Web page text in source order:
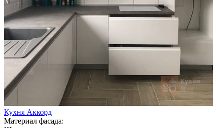
Кухня Аккорд
Материал фасада: